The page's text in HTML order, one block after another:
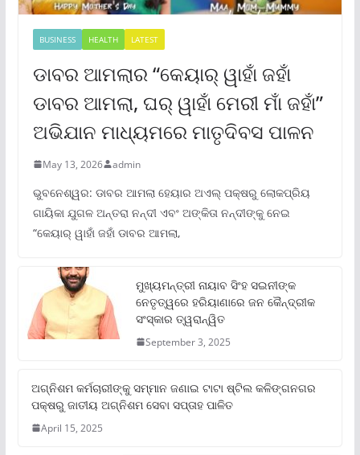
BUSINESS HEALTH LATEST
ଡାବର ଆମଲାର “କେୟାର୍ ୱାହାଁ ଜହାଁ
ଡାବର ଆମଲା, ଘର୍ ୱାହାଁ ମେରୀ ମାଁ ଜହାଁ”
ଅଭିଯାନ ମାଧ୍ୟମରେ ମାତୃଦିବସ ପାଳନ
May 13, 2026 admin
ଭୁବନେଶ୍ୱର: ଡାବର ଆମଲା ହେୟାର ଅଏଲ୍ ପକ୍ଷରୁ ଲୋକପ୍ରିୟ
ଗାୟିକା ଯୁଗଳ ଅନ୍ତରା ନନ୍ଦୀ ଏବଂ ଅଙ୍କିତା ନନ୍ଦୀଙ୍କୁ ନେଇ
“କେୟାର୍ ୱାହାଁ ଜହାଁ ଡାବର ଆମଲା,
ମୁଖ୍ୟମନ୍ତ୍ରୀ ନାୟାବ ସିଂହ ସଇନୀଙ୍କ
ନେତୃତ୍ୱରେ ହରିୟାଣାରେ ଜନ କୈନ୍ଦ୍ରୀକ
ସଂସ୍କାର ତ୍ୱରାନ୍ୱିତ
September 3, 2025
ଅଗ୍ନିଶମ କର୍ମଚାରୀଙ୍କୁ ସମ୍ମାନ ଜଣାଇ ଟାଟା ଷ୍ଟିଲ କଳିଙ୍ଗନଗର
ପକ୍ଷରୁ ଜାତୀୟ ଅଗ୍ନିଶମ ସେବା ସପ୍ତାହ ପାଳିତ
April 15, 2025